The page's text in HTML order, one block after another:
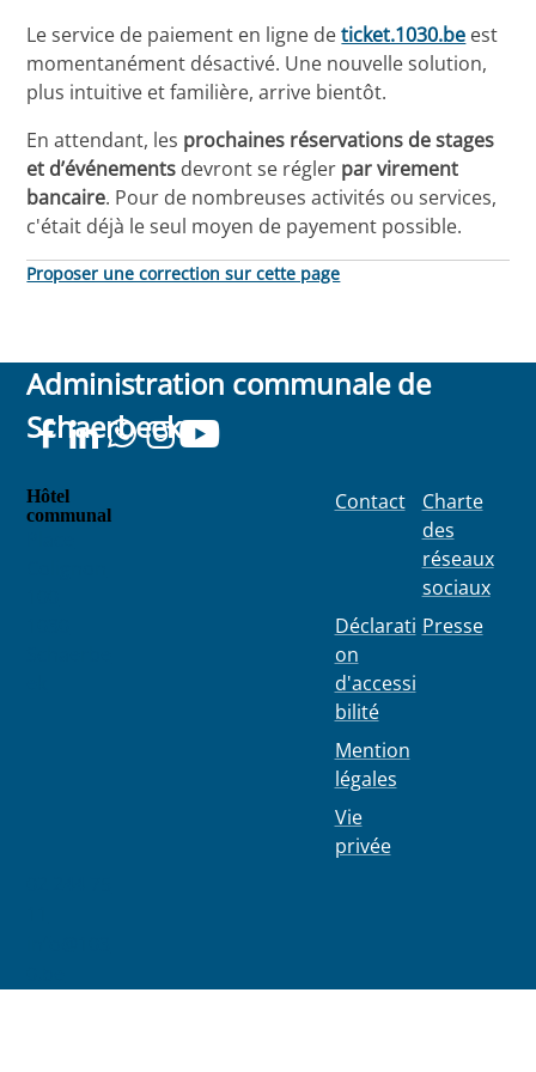
Le service de paiement en ligne deticket.1030.be est
momentanément désactivé. Une nouvelle solution,
plus intuitive et familière, arrive bientôt.
En attendant, les prochaines réservations de stages
et d’événements devront se régler par virement
bancaire. Pour de nombreuses activités ou services,
c'était déjà le seul moyen de payement possible.
Proposer une correction sur cette page
Administration communale de
Schaerbeek
Hôtel
communal
Contact
Déclarati
on
d'accessi
bilité
Mention
légales
Vie
privée
Charte
des
réseaux
sociaux
Presse